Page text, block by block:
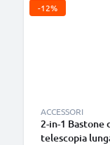
-12%
ACCESSORI
2-in-1 Bastone
telescopia